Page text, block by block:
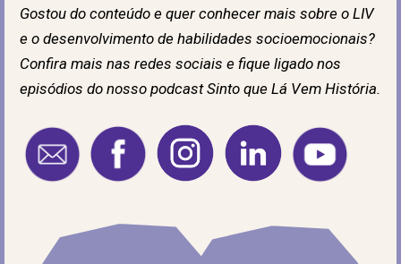
Gostou do conteúdo e quer conhecer mais sobre o LIV
e o desenvolvimento de habilidades socioemocionais?
Confira mais nas redes sociais e fique ligado nos
episódios do nosso podcast Sinto que Lá Vem História.